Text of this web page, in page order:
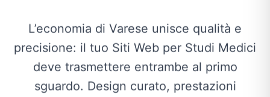
L’economia di Varese unisce qualità e
precisione: il tuo Siti Web per Studi Medici
deve trasmettere entrambe al primo
sguardo. Design curato, prestazioni